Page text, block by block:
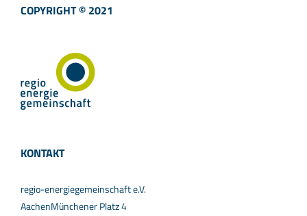
COPYRIGHT © 2021
KONTAKT
regio-energiegemeinschaft e.V.
AachenMünchener Platz 4